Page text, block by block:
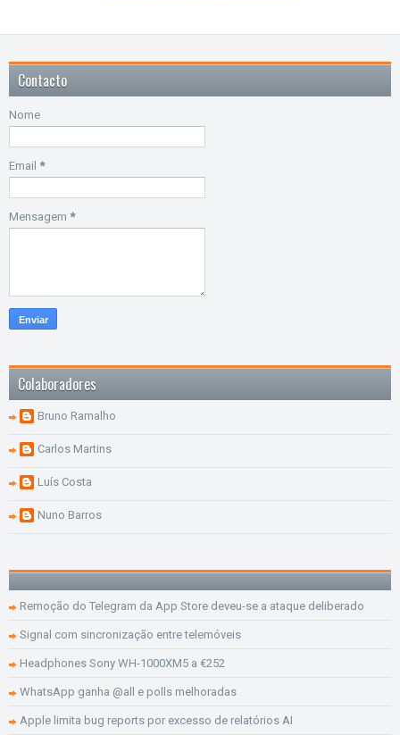
Contacto
Nome
Email *
Mensagem *
Colaboradores
Bruno Ramalho
Carlos Martins
Luís Costa
Nuno Barros
Remoção do Telegram da App Store deveu-se a ataque deliberado
Signal com sincronização entre telemóveis
Headphones Sony WH-1000XM5 a €252
WhatsApp ganha @all e polls melhoradas
Apple limita bug reports por excesso de relatórios AI